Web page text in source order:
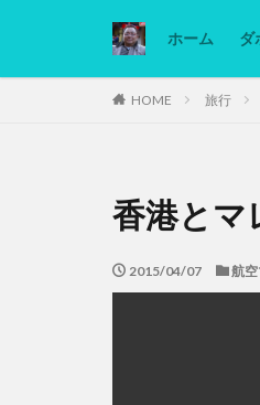
ホーム ダ
HOME 旅行
香港とマ
2015/04/07 航